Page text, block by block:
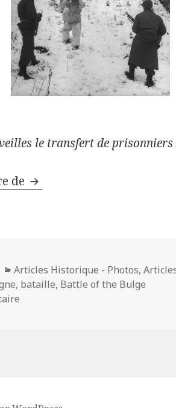
le transfert de
de Reportage photos –
Catégories
Articles Historique - Photos,
, bataille, Battle of the Bulge